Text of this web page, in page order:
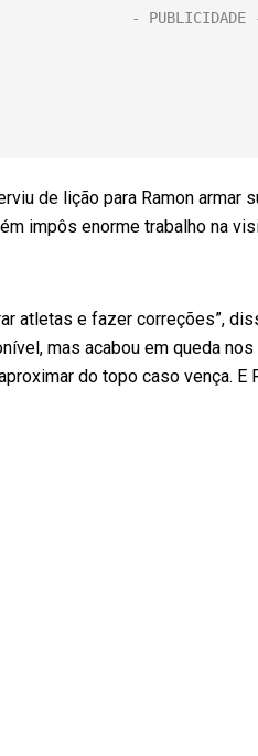
de lição para Ramon armar
impôs enorme trabalho na
atletas e fazer correções”,
mas acabou em queda
do topo caso vença. E